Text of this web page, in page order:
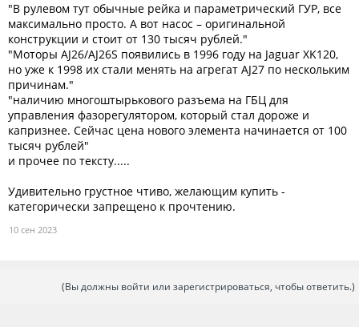
"В рулевом тут обычные рейка и параметрический ГУР, все
максимально просто. А вот насос – оригинальной
конструкции и стоит от 130 тысяч рублей."
"Моторы AJ26/AJ26S появились в 1996 году на Jaguar XK120,
но уже к 1998 их стали менять на агрегат AJ27 по нескольким
причинам."
"наличию многоштырькового разъема на ГБЦ для
управления фазорегулятором, который стал дороже и
капризнее. Сейчас цена нового элемента начинается от 100
тысяч рублей"
и прочее по тексту.....
Удивительно грустное чтиво, желающим купить -
категорически запрещено к прочтению.
10 сен 2023
(Вы должны войти или зарегистрироваться, чтобы ответить.)